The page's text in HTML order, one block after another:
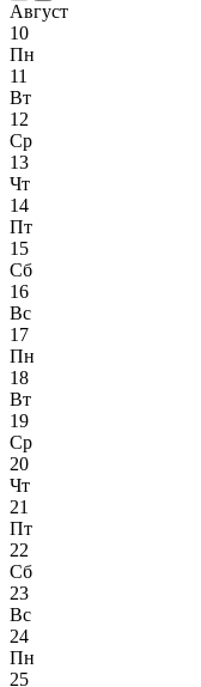
Август
10
Пн
11
Вт
12
Ср
13
Чт
14
Пт
15
Сб
16
Вс
17
Пн
18
Вт
19
Ср
20
Чт
21
Пт
22
Сб
23
Вс
24
Пн
25